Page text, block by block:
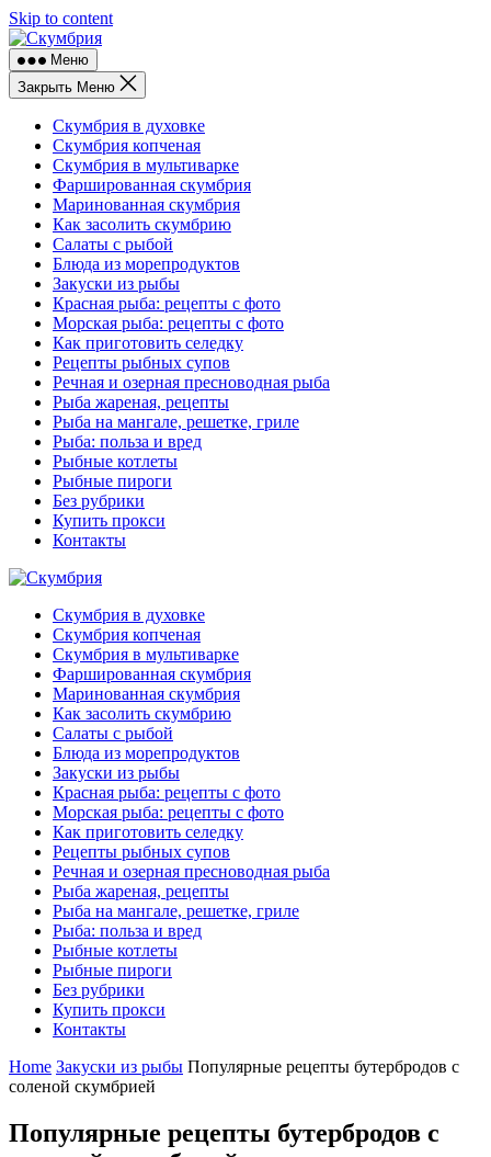
Skip to content
Меню
Закрыть Меню
Скумбрия в духовке
Скумбрия копченая
Скумбрия в мультиварке
Фаршированная скумбрия
Маринованная скумбрия
Как засолить скумбрию
Салаты с рыбой
Блюда из морепродуктов
Закуски из рыбы
Красная рыба: рецепты с фото
Морская рыба: рецепты с фото
Как приготовить селедку
Рецепты рыбных супов
Речная и озерная пресноводная рыба
Рыба жареная, рецепты
Рыба на мангале, решетке, гриле
Рыба: польза и вред
Рыбные котлеты
Рыбные пироги
Без рубрики
Купить прокси
Контакты
Скумбрия в духовке
Скумбрия копченая
Скумбрия в мультиварке
Фаршированная скумбрия
Маринованная скумбрия
Как засолить скумбрию
Салаты с рыбой
Блюда из морепродуктов
Закуски из рыбы
Красная рыба: рецепты с фото
Морская рыба: рецепты с фото
Как приготовить селедку
Рецепты рыбных супов
Речная и озерная пресноводная рыба
Рыба жареная, рецепты
Рыба на мангале, решетке, гриле
Рыба: польза и вред
Рыбные котлеты
Рыбные пироги
Без рубрики
Купить прокси
Контакты
Home Закуски из рыбы Популярные рецепты бутербродов с
соленой скумбрией
Популярные рецепты бутербродов с